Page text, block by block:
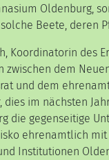
Oldenburg,
Beete, deren
Koordinatorin des
zwischen dem
und dem
dies im nächsten
die gegenseitige
ehrenamtlich mit
Institutionen